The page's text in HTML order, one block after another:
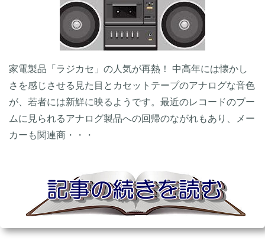
家電製品「ラジカセ」の人気が再熱！ 中高年には懐かし
さを感じさせる見た目とカセットテープのアナログな音色
が、若者には新鮮に映るようです。最近のレコードのブー
ムに見られるアナログ製品への回帰のながれもあり、メー
カーも関連商・・・